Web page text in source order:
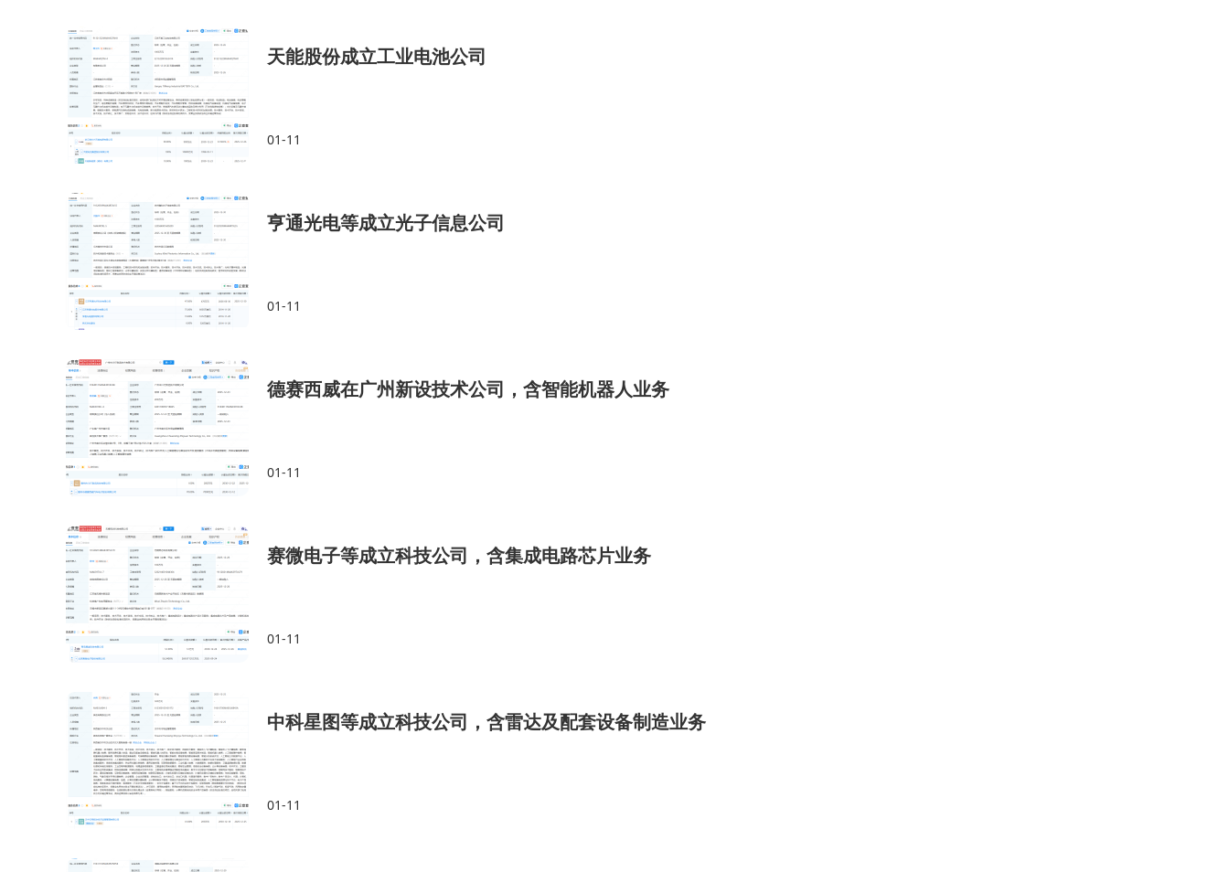
天能股份成立工业电池公司
01-11
亨通光电等成立光子信息公司
01-11
德赛西威在广州新设技术公司，含智能机器人业务
01-11
赛微电子等成立科技公司，含集成电路芯片业务
01-11
中科星图等成立科技公司，含雷达及配套设备制造业务
01-11